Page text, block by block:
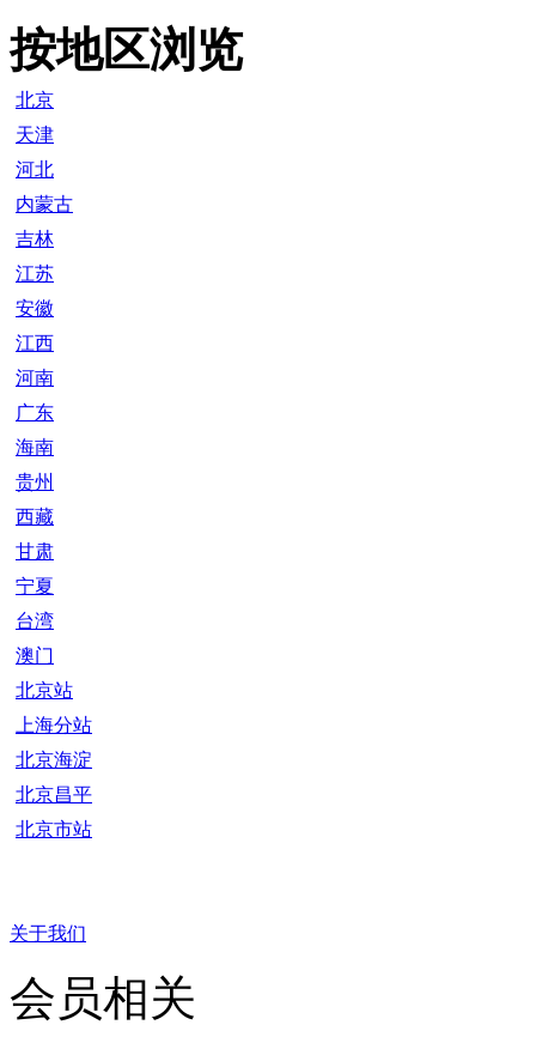
按地区浏览
北京
天津
河北
内蒙古
吉林
江苏
安徽
江西
河南
广东
海南
贵州
西藏
甘肃
宁夏
台湾
澳门
北京站
上海分站
北京海淀
北京昌平
北京市站
关于我们
会员相关